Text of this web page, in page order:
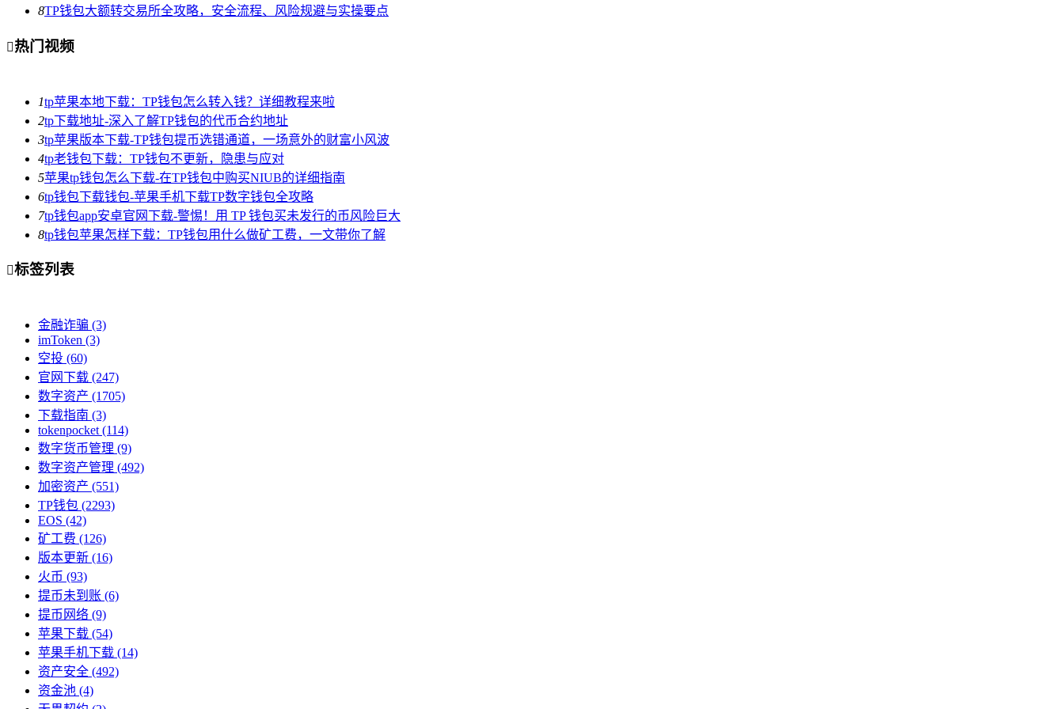
8TP钱包大额转交易所全攻略，安全流程、风险规避与实操要点
热门视频
1tp苹果本地下载：TP钱包怎么转入钱？详细教程来啦
2tp下载地址-深入了解TP钱包的代币合约地址
3tp苹果版本下载-TP钱包提币选错通道，一场意外的财富小风波
4tp老钱包下载：TP钱包不更新，隐患与应对
5苹果tp钱包怎么下载-在TP钱包中购买NIUB的详细指南
6tp钱包下载钱包-苹果手机下载TP数字钱包全攻略
7tp钱包app安卓官网下载-警惕！用 TP 钱包买未发行的币风险巨大
8tp钱包苹果怎样下载：TP钱包用什么做矿工费，一文带你了解
标签列表
金融诈骗 (3)
imToken (3)
空投 (60)
官网下载 (247)
数字资产 (1705)
下载指南 (3)
tokenpocket (114)
数字货币管理 (9)
数字资产管理 (492)
加密资产 (551)
TP钱包 (2293)
EOS (42)
矿工费 (126)
版本更新 (16)
火币 (93)
提币未到账 (6)
提币网络 (9)
苹果下载 (54)
苹果手机下载 (14)
资产安全 (492)
资金池 (4)